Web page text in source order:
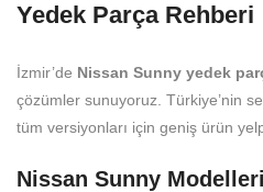
Yedek Parça Rehberi
İzmir’de Nissan Sunny yedek
çözümler sunuyoruz. Türkiye’nin
tüm versiyonları için geniş ürün
Nissan Sunny